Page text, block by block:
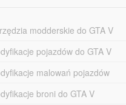
modderskie do GTA V
pojazdów do GTA V
malowań pojazdów
broni do GTA V